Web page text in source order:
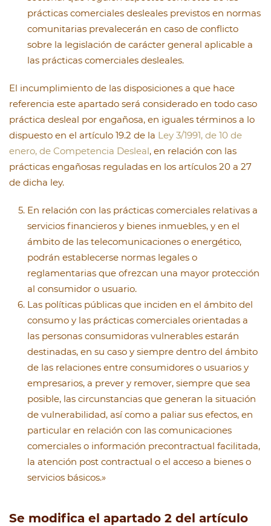
prácticas comerciales desleales previstos en normas
comunitarias prevalecerán en caso de conflicto
sobre la legislación de carácter general aplicable a
las prácticas comerciales desleales.
El incumplimiento de las disposiciones a que hace
referencia este apartado será considerado en todo caso
práctica desleal por engañosa, en iguales términos a lo
dispuesto en el artículo 19.2 de la Ley 3/1991, de 10 de
enero, de Competencia Desleal, en relación con las
prácticas engañosas reguladas en los artículos 20 a 27
de dicha ley.
En relación con las prácticas comerciales relativas a
servicios financieros y bienes inmuebles, y en el
ámbito de las telecomunicaciones o energético,
podrán establecerse normas legales o
reglamentarias que ofrezcan una mayor protección
al consumidor o usuario.
Las políticas públicas que inciden en el ámbito del
consumo y las prácticas comerciales orientadas a
las personas consumidoras vulnerables estarán
destinadas, en su caso y siempre dentro del ámbito
de las relaciones entre consumidores o usuarios y
empresarios, a prever y remover, siempre que sea
posible, las circunstancias que generan la situación
de vulnerabilidad, así como a paliar sus efectos, en
particular en relación con las comunicaciones
comerciales o información precontractual facilitada,
la atención post contractual o el acceso a bienes o
servicios básicos.»
Se modifica el apartado 2 del artículo